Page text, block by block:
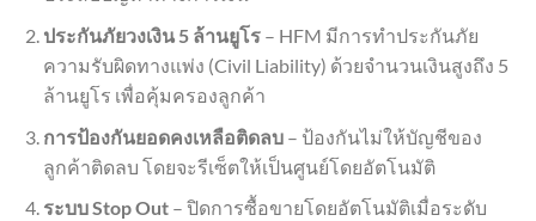
ประกันภัยวงเงิน 5 ล้านยูโร– HFM มีการทำประกันภัย
ความรับผิดทางแพ่ง (Civil Liability) ด้วยจำนวนเงินสูงถึง 5
ล้านยูโร เพื่อคุ้มครองลูกค้า
การป้องกันยอดคงเหลือติดลบ– ป้องกันไม่ให้บัญชีของ
ลูกค้าติดลบ โดยจะรีเซ็ตให้เป็นศูนย์โดยอัตโนมัติ
ระบบ Stop Out– ปิดการซื้อขายโดยอัตโนมัติเมื่อระดับ